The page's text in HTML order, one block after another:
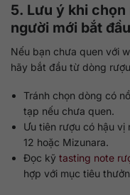
5. Lưu ý khi
người mới bắt đầu
Nếu bạn chưa quen với
hãy bắt đầu từ dòng
Tránh chọn dòng có
tạp nếu chưa quen.
Ưu tiên rượu có hậu
12 hoặc Mizunara.
Đọc kỹtasting note
hợp với mục tiêu